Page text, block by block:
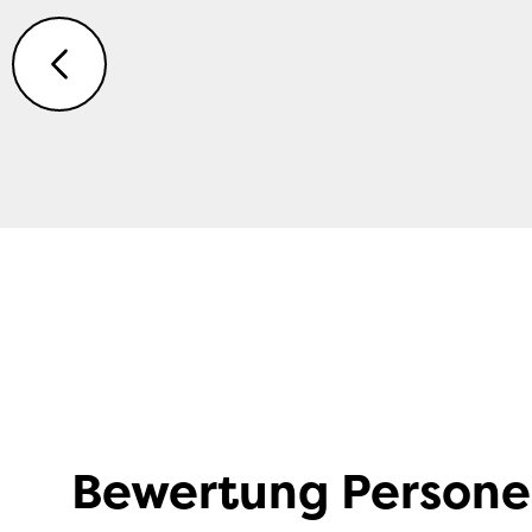
Bewertung